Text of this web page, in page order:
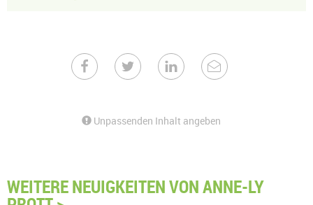
Unpassenden Inhalt angeben
WEITERE NEUIGKEITEN VON ANNE-LY